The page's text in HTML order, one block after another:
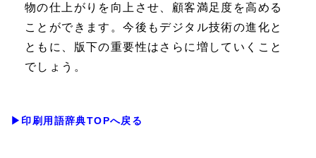
物の仕上がりを向上させ、顧客満足度を高める
ことができます。今後もデジタル技術の進化と
ともに、版下の重要性はさらに増していくこと
でしょう。
▶印刷用語辞典TOPへ戻る